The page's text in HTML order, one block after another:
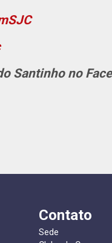
Santinho no
Contato
Sede